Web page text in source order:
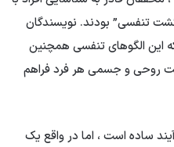
“اثر انگشت تنفسی” بودند. نویسندگان
این الگوهای تنفسی همچنین
روحی و جسمی هر فرد فراهم
ساده است ، اما در واقع یک